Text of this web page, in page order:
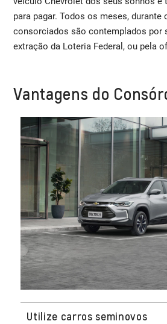
para pagar. Todos os meses, durante
consorciados são contemplados por
extração da Loteria Federal, ou pela
Vantagens do
Utilize carros seminovos